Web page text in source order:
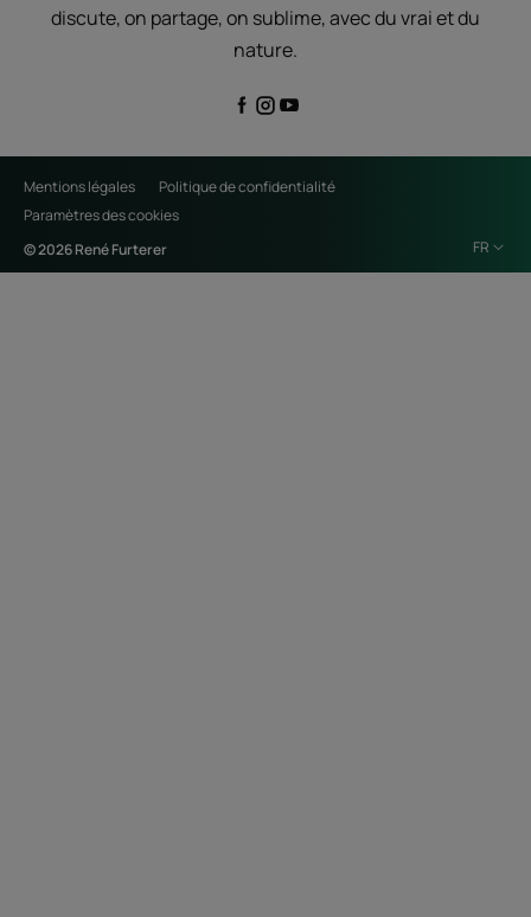
discute, on partage, on sublime, avec du vrai et du
nature.
Mentions légales
Politique de confidentialité
Paramètres des cookies
© 2026 René Furterer
FR